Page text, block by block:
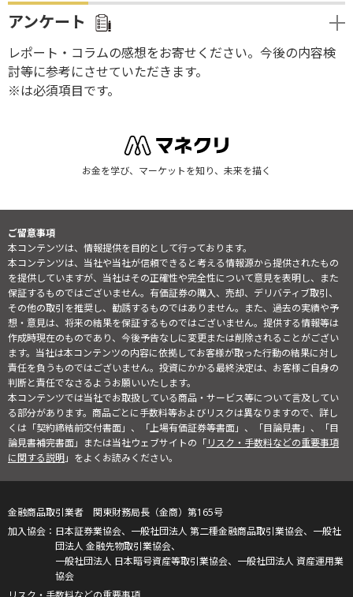
アンケート
レポート・コラムの感想をお寄せください。今後の内容検
討等に参考にさせていただきます。
※は必須項目です。
お金を学び、マーケットを知り、未来を描く
ご留意事項
本コンテンツは、情報提供を目的として行っております。
本コンテンツは、当社や当社が信頼できると考える情報源から提供されたもの
を提供していますが、当社はその正確性や完全性について意見を表明し、また
保証するものではございません。有価証券の購入、売却、デリバティブ取引、
その他の取引を推奨し、勧誘するものではありません。また、過去の実績や予
想・意見は、将来の結果を保証するものではございません。提供する情報等は
作成時現在のものであり、今後予告なしに変更または削除されることがござい
ます。当社は本コンテンツの内容に依拠してお客様が取った行動の結果に対し
責任を負うものではございません。投資にかかる最終決定は、お客様ご自身の
判断と責任でなさるようお願いいたします。
本コンテンツでは当社でお取扱している商品・サービス等について言及してい
る部分があります。商品ごとに手数料等およびリスクは異なりますので、詳し
くは「契約締結前交付書面」、「上場有価証券等書面」、「目論見書」、「目
論見書補完書面」または当社ウェブサイトの「リスク・手数料などの重要事項
に関する説明」をよくお読みください。
金融商品取引業者 関東財務局長（金商）第165号
日本証券業協会、一般社団法人 第二種金融商品取引業協会、一般社
団法人 金融先物取引業協会、
一般社団法人 日本暗号資産等取引業協会、一般社団法人 資産運用業
協会